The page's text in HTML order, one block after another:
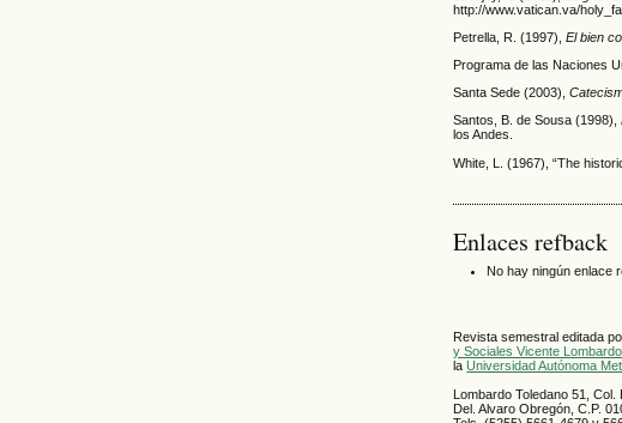
http://www.vatican.va/
Petrella, R. (1997),El bien
Programa de las Naciones
Santa Sede (2003),
Santos, B. de Sousa (1998),
los Andes.
White, L. (1967), “The
Enlaces refback
No hay ningún enlace
Revista semestral editada
y Sociales Vicente
laUniversidad Autónoma
Lombardo Toledano 51, Col.
Del. Alvaro Obregón, C.P.